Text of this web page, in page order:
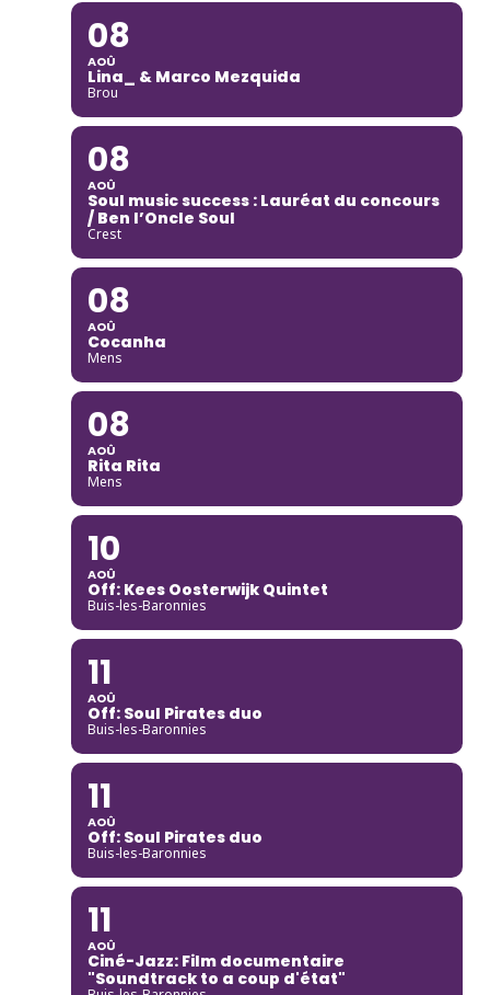
08
AOÛ
Lina_ & Marco Mezquida
Brou
08
AOÛ
Soul music success : Lauréat du concours
/ Ben l’Oncle Soul
Crest
08
AOÛ
Cocanha
Mens
08
AOÛ
Rita Rita
Mens
10
AOÛ
Off: Kees Oosterwijk Quintet
Buis-les-Baronnies
11
AOÛ
Off: Soul Pirates duo
Buis-les-Baronnies
11
AOÛ
Off: Soul Pirates duo
Buis-les-Baronnies
11
AOÛ
Ciné-Jazz: Film documentaire
"Soundtrack to a coup d'état"